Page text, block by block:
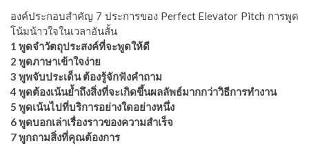
องค์ประกอบสำคัญ 7 ประการของ Perfect Elevator Pitch การพูด
โน้มน้าวใจในเวลาอันสั้น
1 พูดจำวัตถุประสงค์ที่จะพูดให้ดี
2 พูดภาษาเข้าใจง่าย
3 พูพจับประเด็น ต้องรู้จักฟังคำถาม
4 พูดต้องเน้นย้ำถึงสิ่งที่จะเกิดขึ้นผลลัพธ์มากกว่าวิธีการทำงาน
5 พูดเน้นไปที่บริการอย่างใดอย่างหนึ่ง
6 พูดบอกเล่าเรื่องราวของความสำเร็จ
7 พูกถามสิ่งที่คุณต้องการ